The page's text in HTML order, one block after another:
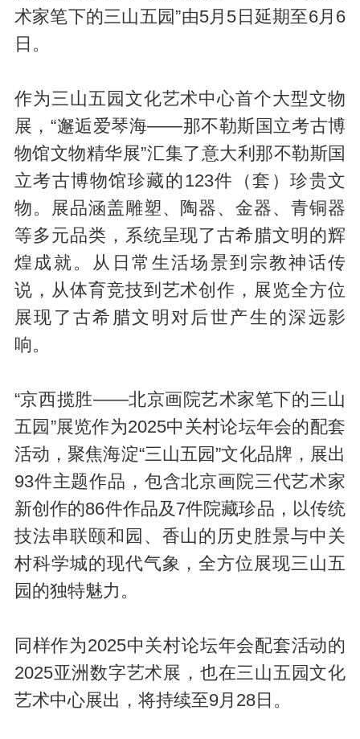
术家笔下的三山五园”由5月5日延期至6月6
日。
作为三山五园文化艺术中心首个大型文物
展，“邂逅爱琴海——那不勒斯国立考古博
物馆文物精华展”汇集了意大利那不勒斯国
立考古博物馆珍藏的123件（套）珍贵文
物。展品涵盖雕塑、陶器、金器、青铜器
等多元品类，系统呈现了古希腊文明的辉
煌成就。从日常生活场景到宗教神话传
说，从体育竞技到艺术创作，展览全方位
展现了古希腊文明对后世产生的深远影
响。
“京西揽胜——北京画院艺术家笔下的三山
五园”展览作为2025中关村论坛年会的配套
活动，聚焦海淀“三山五园”文化品牌，展出
93件主题作品，包含北京画院三代艺术家
新创作的86件作品及7件院藏珍品，以传统
技法串联颐和园、香山的历史胜景与中关
村科学城的现代气象，全方位展现三山五
园的独特魅力。
同样作为2025中关村论坛年会配套活动的
2025亚洲数字艺术展，也在三山五园文化
艺术中心展出，将持续至9月28日。